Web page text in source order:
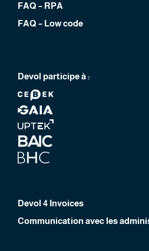
FAQ – RPA
FAQ – Low code
Devol participe à :
Devol 4 Invoices
Communication avec les